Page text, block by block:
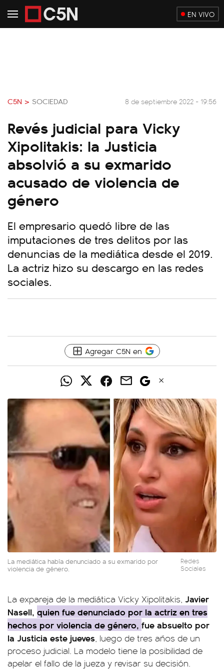
EN VIVO
C5N > SOCIEDAD 8 de septiembre 2022 - 19:56
Revés judicial para Vicky
Xipolitakis: la Justicia
absolvió a su exmarido
acusado de violencia de
género
El empresario quedó libre de las
imputaciones de tres delitos por las
denuncias de la mediática desde el 2019.
La actriz hizo su descargo en las redes
sociales.
Agregar C5N en
La mediática había denunciado a su exmarido por
violencia de género.
Redes
Sociales
La expareja de la mediática Vicky Xipolitakis, Javier
Nasell, quien fue denunciado por la actriz en tres
hechos por violencia de género, fue absuelto por
la Justicia este jueves, luego de tres años de un
proceso judicial. La modelo tiene la posibilidad de
apelar el fallo de la jueza y revisar su decisión.